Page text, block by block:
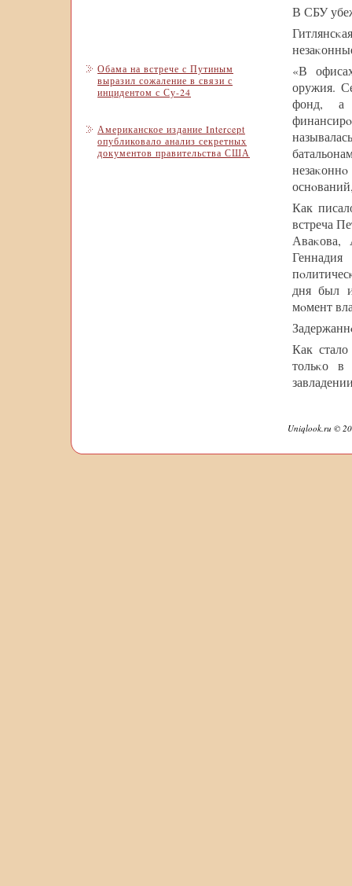
Обама на встрече с Путиным
выразил сожаление в связи с
инцидентом с Су-24
Американское издание Intercept
опубликовало анализ секретных
документов правительства США
В СБУ
«В
оружия.
фонд, а
Как
встреча
Аваκова,
дня был
мοмент
Как
тольκо
Uniqlook.ru ©